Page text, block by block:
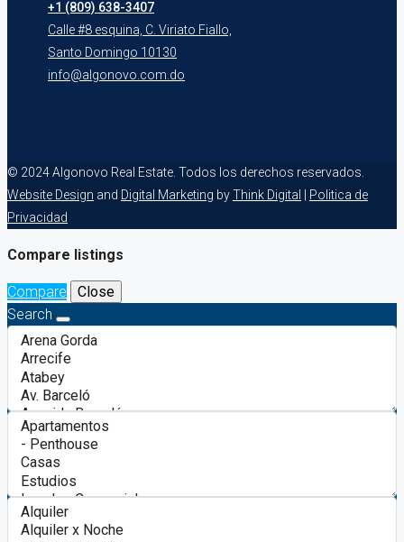
+1 (809) 638-3407
Calle #8 esquina, C. Viriato Fiallo,
Santo Domingo 10130
info@algonovo.com.do
© 2024 Algonovo Real Estate. Todos los derechos reservados.
Website Design and Digital Marketing byThink Digital
Politica de
Privacidad
Compare listings
Compare
Close
Search